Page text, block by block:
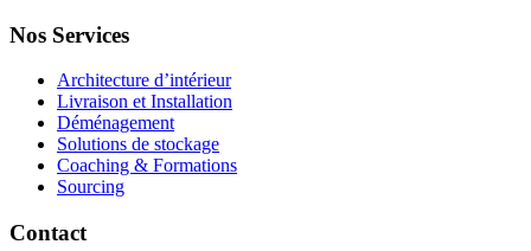
Nos Services
Architecture d’intérieur
Livraison et Installation
Déménagement
Solutions de stockage
Coaching & Formations
Sourcing
Contact